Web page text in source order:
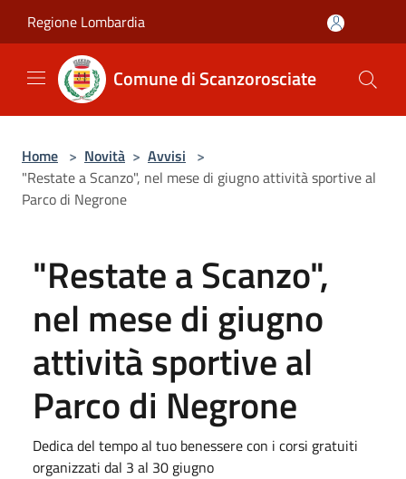
Regione Lombardia
Comune di Scanzorosciate
Home > Novità > Avvisi >
"Restate a Scanzo", nel mese di giugno attività sportive al
Parco di Negrone
"Restate a Scanzo",
nel mese di giugno
attività sportive al
Parco di Negrone
Dedica del tempo al tuo benessere con i corsi gratuiti
organizzati dal 3 al 30 giugno